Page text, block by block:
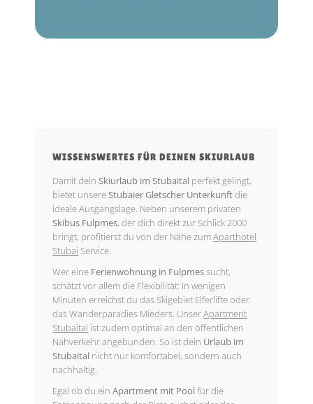
WISSENSWERTES FÜR DEINEN SKIURLAUB
Damit deinSkiurlaub im Stubaital perfekt gelingt,
bietet unsereStubaier Gletscher Unterkunftdie
ideale Ausgangslage. Neben unserem privaten
Skibus Fulpmes, der dich direkt zur Schlick 2000
bringt, profitierst du von der Nähe zumAparthotel
Stubai Service.
Wer eine Ferienwohnung in Fulpmessucht,
schätzt vor allem die Flexibilität: In wenigen
Minuten erreichst du das Skigebiet Elferlifte oder
das Wanderparadies Mieders. UnserApartment
Stubaital ist zudem optimal an den öffentlichen
Nahverkehr angebunden. So ist dein Urlaub im
Stubaital nicht nur komfortabel, sondern auch
nachhaltig.
Egal ob du einApartment mit Pool für die